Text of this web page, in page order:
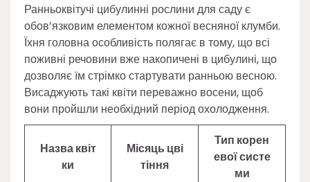
Ранньоквітучі цибулинні рослини для саду є
обов’язковим елементом кожної весняної клумби.
Їхня головна особливість полягає в тому, що всі
поживні речовини вже накопичені в цибулині, що
дозволяє їм стрімко стартувати ранньою весною.
Висаджують такі квіти переважно восени, щоб
вони пройшли необхідний період охолодження.
Назва квіт
ки
Місяць цві
тіння
Тип корен
евої систе
ми